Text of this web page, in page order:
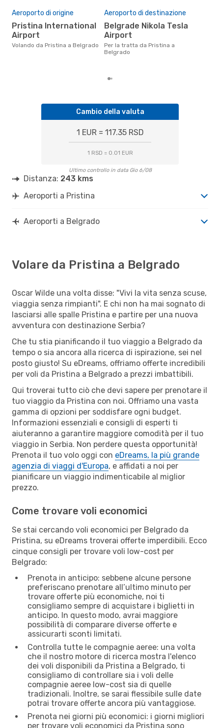
Aeroporto di origine
Pristina International
Airport
Volando da Pristina a Belgrado
Aeroporto di destinazione
Belgrade Nikola Tesla
Airport
Per la tratta da Pristina a
Belgrado
Cambio della valuta
1 EUR = 117.35 RSD
1 RSD = 0.01 EUR
Ultimo controllo in data Gio 6/08
Distanza: 243 kms
Aeroporti a Pristina
Aeroporti a Belgrado
Volare da Pristina a Belgrado
Oscar Wilde una volta disse: "Vivi la vita senza scuse,
viaggia senza rimpianti". E chi non ha mai sognato di
lasciarsi alle spalle Pristina e partire per una nuova
avventura con destinazione Serbia?
Che tu stia pianificando il tuo viaggio a Belgrado da
tempo o sia ancora alla ricerca di ispirazione, sei nel
posto giusto! Su eDreams, offriamo offerte incredibili
per voli da Pristina a Belgrado a prezzi imbattibili.
Qui troverai tutto ciò che devi sapere per prenotare il
tuo viaggio da Pristina con noi. Offriamo una vasta
gamma di opzioni per soddisfare ogni budget.
Informazioni essenziali e consigli di esperti ti
aiuteranno a garantire maggiore comodità per il tuo
viaggio in Serbia. Non perdere questa opportunità!
Prenota il tuo volo oggi con eDreams, la più grande
agenzia di viaggi d'Europa, e affidati a noi per
pianificare un viaggio indimenticabile al miglior
prezzo.
Come trovare voli economici
Se stai cercando voli economici per Belgrado da
Pristina, su eDreams troverai offerte imperdibili. Ecco
cinque consigli per trovare voli low-cost per
Belgrado:
Prenota in anticipo: sebbene alcune persone
preferiscano prenotare all’ultimo minuto per
trovare offerte più economiche, noi ti
consigliamo sempre di acquistare i biglietti in
anticipo. In questo modo, avrai maggiore
possibilità di comparare diverse offerte e
assicurarti sconti limitati.
Controlla tutte le compagnie aeree: una volta
che il nostro motore di ricerca mostra l'elenco
dei voli disponibili da Pristina a Belgrado, ti
consigliamo di controllare sia i voli delle
compagnie aeree low-cost sia di quelle
tradizionali. Inoltre, se sarai flessibile sulle date
potrai trovare offerte ancora più vantaggiose.
Prenota nei giorni più economici: i giorni migliori
per trovare voli economici da Pristina sono